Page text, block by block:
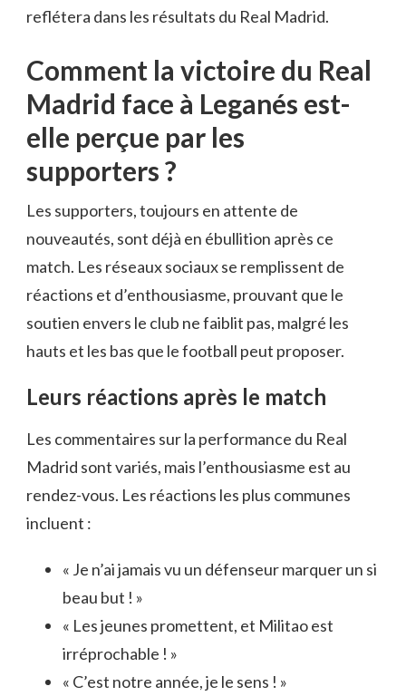
reflétera dans les résultats du Real Madrid.
Comment la victoire du Real
Madrid face à Leganés est-
elle perçue par les
supporters ?
Les supporters, toujours en attente de
nouveautés, sont déjà en ébullition après ce
match. Les réseaux sociaux se remplissent de
réactions et d’enthousiasme, prouvant que le
soutien envers le club ne faiblit pas, malgré les
hauts et les bas que le football peut proposer.
Leurs réactions après le match
Les commentaires sur la performance du Real
Madrid sont variés, mais l’enthousiasme est au
rendez-vous. Les réactions les plus communes
incluent :
« Je n’ai jamais vu un défenseur marquer un si
beau but ! »
« Les jeunes promettent, et Militao est
irréprochable ! »
« C’est notre année, je le sens ! »